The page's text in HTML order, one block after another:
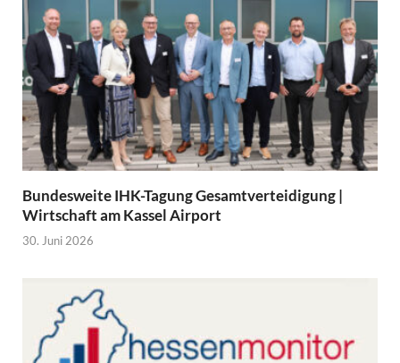
Bundesweite IHK-Tagung Gesamtverteidigung |
Wirtschaft am Kassel Airport
30. Juni 2026